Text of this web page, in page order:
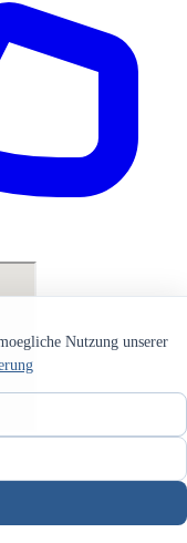
Nutzung unserer